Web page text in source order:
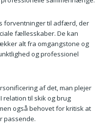
forventninger til adfærd, der
fællesskaber. De kan
alt fra omgangstone og
og professionel
af det, man plejer
relation til skik og brug
også behovet for kritisk at
passende.